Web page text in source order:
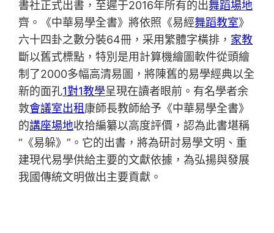
書社正式出書，至遲于2016年所有的出舞蹈場地
齊。《中華易學全書》將依照《易經舞蹈教室》
六十四卦之數分裝64冊，采用繁體字橫排， 家教
斷以舊式標點，特別是用計算機繪圖軟件從頭繪
制了2000多幅高清易圖，將陳舊的易學經典以全
新的面孔1對1教學呈現在讀者眼前。有名學者余
敦會議室出租康師長教師給予《中華易學全書》
的講座場地收拾編纂以高度評價，認為此書堪稱
“《易躲》”。它的出書，將為研討易學文明、重
建現代易學供給主要的文獻依據，為弘揚與發展
我國傳統文明做出主要貢獻。